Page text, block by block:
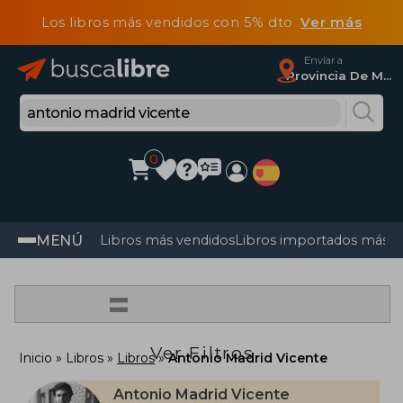
Los libros más vendidos con 5% dtoVer más
Enviar a
Provincia De Madrid
0
MENÚ Libros más vendidosLibros importados más
=
Ver Filtros
Inicio Libros Libros Antonio Madrid Vicente
Antonio Madrid Vicente